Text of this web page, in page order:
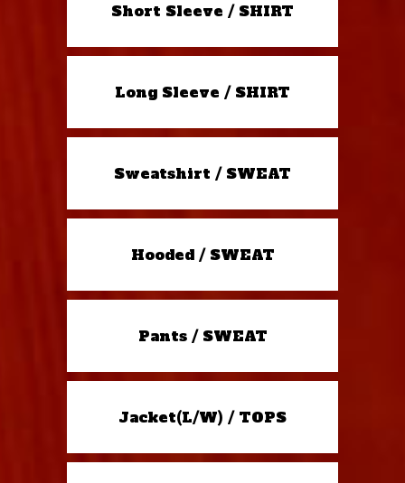
Short Sleeve / SHIRT
Long Sleeve / SHIRT
Sweatshirt / SWEAT
Hooded / SWEAT
Pants / SWEAT
Jacket(L/W) / TOPS